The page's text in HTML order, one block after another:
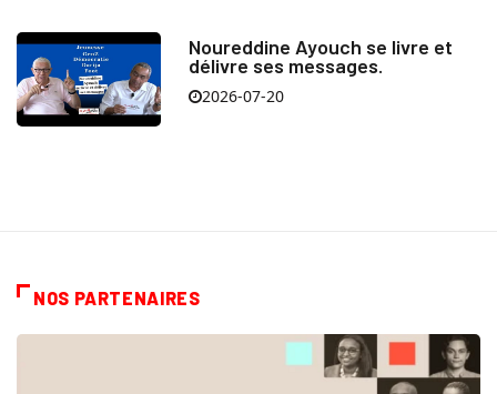
Noureddine Ayouch se livre et
délivre ses messages.
2026-07-20
NOS PARTENAIRES